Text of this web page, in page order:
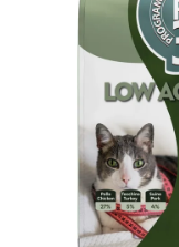
hvězdiček.